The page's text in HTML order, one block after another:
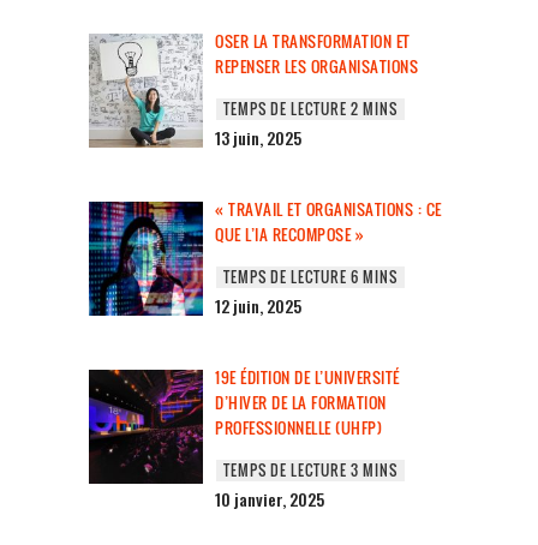
OSER LA TRANSFORMATION ET
REPENSER LES ORGANISATIONS
13 juin, 2025
« TRAVAIL ET ORGANISATIONS : CE
QUE L’IA RECOMPOSE »
12 juin, 2025
19E ÉDITION DE L’UNIVERSITÉ
D’HIVER DE LA FORMATION
PROFESSIONNELLE (UHFP)
10 janvier, 2025